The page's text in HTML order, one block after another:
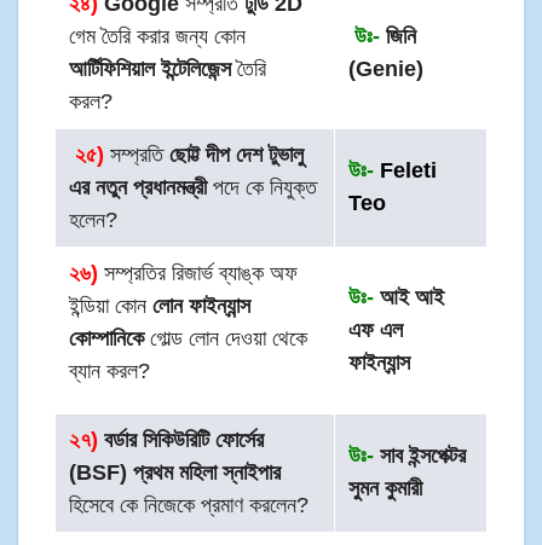
গেম তৈরি করার জন্য কোন
আর্টিফিশিয়াল ইন্টেলিজেন্সতৈরি
করল?
উঃ- জিনি
(Genie)
২৫) সম্প্রতিছোট্ট দীপ দেশ টুভালু
এর নতুন প্রধানমন্ত্রীপদে কে নিযুক্ত
হলেন?
উঃ- Feleti
Teo
২৬) সম্প্রতির রিজার্ভ ব্যাঙ্ক অফ
ইন্ডিয়া কোনলোন ফাইন্যান্স
কোম্পানিকেগোল্ড লোন দেওয়া থেকে
ব্যান করল?
উঃ- আই আই
এফ এল
ফাইন্যান্স
২৭) বর্ডার সিকিউরিটি ফোর্সের
(BSF) প্রথম মহিলা স্নাইপার
হিসেবে কে নিজেকে প্রমাণ করলেন?
উঃ- সাব ইন্সপেক্টর
সুমন কুমারী